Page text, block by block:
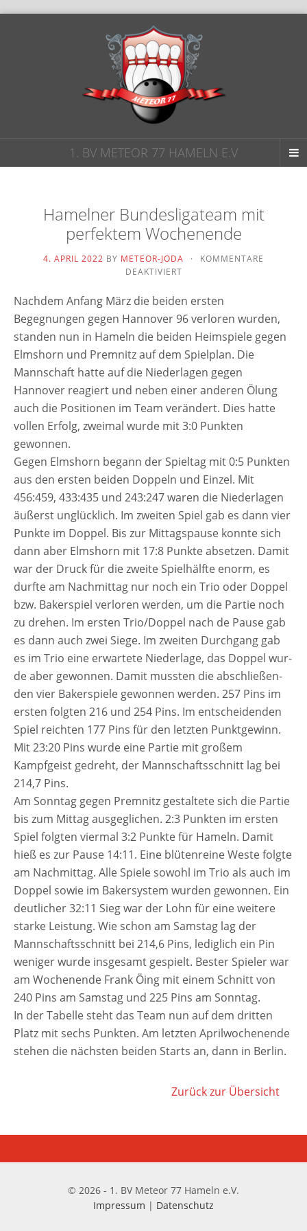
1. BV METEOR 77 HAMELN E.V
Hamelner Bundesligateam mit
perfektem Wochenende
4. APRIL 2022 BY METEOR-JODA ·
KOMMENTARE
DEAKTIVIERTFÜR
BUNDESLIGATEAM
PERFEKTEM
WOCHENENDE
Nachdem Anfang März die bei­den ers­ten
Begegnungen gegen Hannover 96 ver­lo­ren wur­den,
stan­den nun in Hameln die bei­den Heimspiele gegen
Elmshorn und Premnitz auf dem Spielplan. Die
Mannschaft hat­te auf die Niederlagen gegen
Hannover reagiert und neben einer ande­ren Ölung
auch die Positionen im Team ver­än­dert. Dies hat­te
vol­len Erfolg, zwei­mal wur­de mit 3:0 Punkten
gewonnen.
Gegen Elmshorn begann der Spieltag mit 0:5 Punkten
aus den ers­ten bei­den Doppeln und Einzel. Mit
456:459, 433:435 und 243:247 waren die Niederlagen
äußerst unglück­lich. Im zwei­ten Spiel gab es dann vier
Punkte im Doppel. Bis zur Mittagspause konn­te sich
dann aber Elmshorn mit 17:8 Punkte abset­zen. Damit
war der Druck für die zwei­te Spielhälfte enorm, es
durf­te am Nachmittag nur noch ein Trio oder Doppel
bzw. Bakerspiel ver­lo­ren wer­den, um die Partie noch
zu dre­hen. Im ers­ten Trio/Doppel nach de Pause gab
es dann auch zwei Siege. Im zwei­ten Durchgang gab
es im Trio eine erwar­te­te Niederlage, das Doppel wur­
de aber gewon­nen. Damit muss­ten die abschlie­ßen­
den vier Bakerspiele gewon­nen wer­den. 257 Pins im
ers­ten folg­ten 216 und 254 Pins. Im ent­schei­den­den
Spiel reich­ten 177 Pins für den letz­ten Punktgewinn.
Mit 23:20 Pins wur­de eine Partie mit gro­ßem
Kampfgeist gedreht, der Mannschaftsschnitt lag bei
214,7 Pins.
Am Sonntag gegen Premnitz gestal­te­te sich die Partie
bis zum Mittag aus­ge­gli­chen. 2:3 Punkten im ers­ten
Spiel folg­ten vier­mal 3:2 Punkte für Hameln. Damit
hieß es zur Pause 14:11. Eine blü­ten­rei­ne Weste folg­te
am Nachmittag. Alle Spiele sowohl im Trio als auch im
Doppel sowie im Bakersystem wur­den gewon­nen. Ein
deut­li­cher 32:11 Sieg war der Lohn für eine wei­te­re
star­ke Leistung. Wie schon am Samstag lag der
Mannschaftsschnitt bei 214,6 Pins, ledig­lich ein Pin
weni­ger wur­de ins­ge­samt gespielt. Bester Spieler war
am Wochenende Frank Öing mit einem Schnitt von
240 Pins am Samstag und 225 Pins am Sonntag.
In der Tabelle steht das Team nun auf dem drit­ten
Platz mit sechs Punkten. Am letz­ten Aprilwochenende
ste­hen die nächs­ten bei­den Starts an, dann in Berlin.
Zurück zur Übersicht
© 2026 - 1. BV Meteor 77 Hameln e.V.
Impressum | Datenschutz